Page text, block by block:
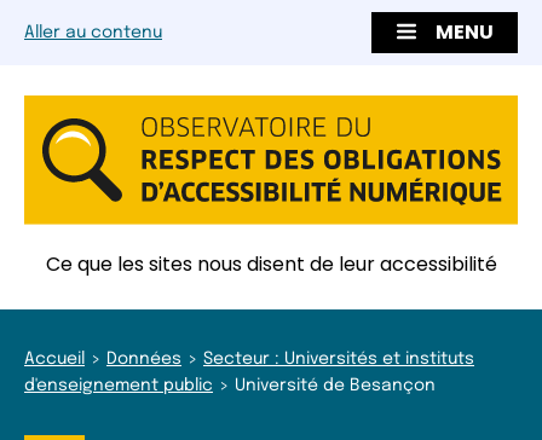
Aller au contenu MENU
Ce que les sites nous disent de leur accessibilité
Accueil Données
Secteur : Universités et instituts
d'enseignement public
Université de Besançon